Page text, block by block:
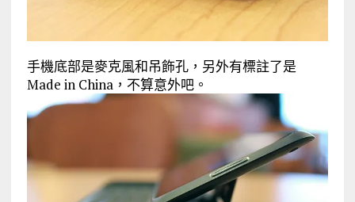
手機底部是麥克風和吊飾孔，另外有標註了是
Made in China，不算意外吧。